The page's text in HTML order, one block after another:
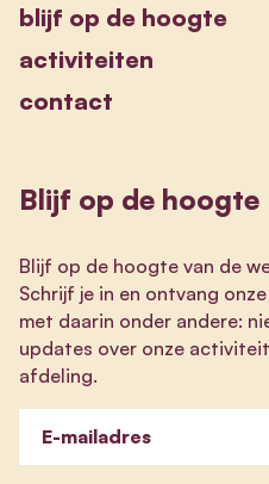
blijf op de hoogte
activiteiten
contact
Blijf op de hoogte
Blijf op de hoogte van de
Schrijf je in en ontvang
met daarin onder andere:
updates over onze
afdeling.
E-mailadres